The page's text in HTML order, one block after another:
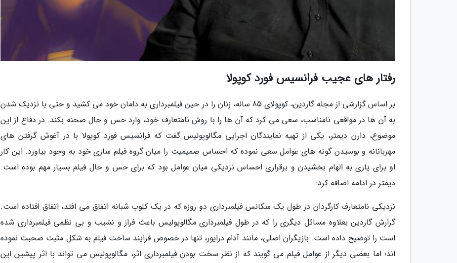
رفتار های عجیب فرانسیس فورد کوپولا
بر اساس گزارشی از مجله گاردین، کوپولای 85 ساله، زنان را در حین فیلمبرداری به دامان خود می کشید و حتی با نزدیک شدن
به آن ها در مواقعی نامناسب، سعی می کرد که آن ها را با روش نامتعارف خود، وارد حس و حال صحنه بکند. در دفاع از این
موضوع، دارن دیمتر، یکی از تهیه نمایندگان اجرایی مگالوپولیس گفت که فرانسیس فورد کوپولا با در آغوش گرفتن های
مهربانانه و بوسیدن گونه های عوامل سعی نموده که احساس صمیمیت را میان گروه فیلم سازی خود به وجود بیاورد. این کار
او برای یاری به الهام بخشیدن و برقراری احساس نزدیکی میان عوامل بود که برای حس و حال فیلم بسیار مهم بوده است.
دیمتر در ادامه اضافه کرد:
نزدیکی نامتعارف کارگردان در طول یک سکانس فیلمبرداری دو روزه که در یک کلوپ شبانه اتفاق می افتد، اتفاق افتاده است.
گزارش گاردین بعلاوه مسائل دیگری را که در طول فیلمبرداری مگالوپولیس باعث فراز و نشیب و بی نظمی فیلمبرداری شده
است را توضیح داده است. بازیگران اصلی، مانند آدام درایور، تنها در خصوص فرایند ساخت فیلم به شکل مثبت صحبت نموده
اند؛ اما بعضی دیگر از عوامل فیلم می گویند که از نظر سخت بودن فیلمبرداری اثر، مگالوپولیس می تواند با اثر پیشین این